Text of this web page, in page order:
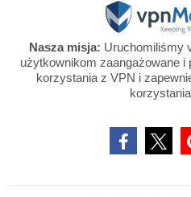
Nasza misja: Uruchomiliśmy
użytkownikom zaangażowane i
korzystania z VPN i